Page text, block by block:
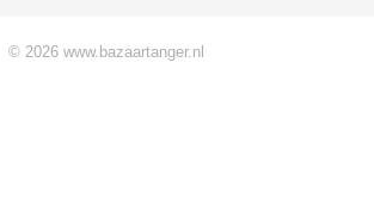
© 2026 www.bazaartanger.nl